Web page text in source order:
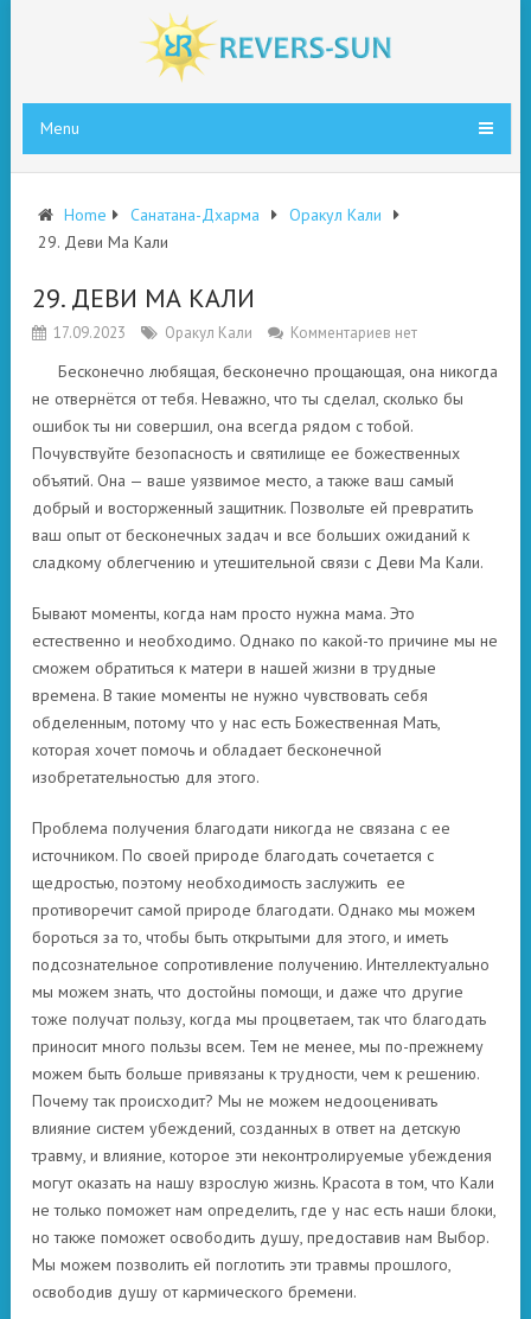
Menu
Home Санатана-Дхарма
Оракул Кали
29. Деви Ма Кали
29. ДЕВИ МА КАЛИ
17.09.2023 Оракул Кали Комментариев нет
Бесконечно любящая, бесконечно прощающая, она никогда
не отвернётся от тебя. Неважно, что ты сделал, сколько бы
ошибок ты ни совершил, она всегда рядом с тобой.
Почувствуйте безопасность и святилище ее божественных
объятий. Она — ваше уязвимое место, а также ваш самый
добрый и восторженный защитник. Позвольте ей превратить
ваш опыт от бесконечных задач и все больших ожиданий к
сладкому облегчению и утешительной связи с Деви Ма Кали.
Бывают моменты, когда нам просто нужна мама. Это
естественно и необходимо. Однако по какой-то причине мы не
сможем обратиться к матери в нашей жизни в трудные
времена. В такие моменты не нужно чувствовать себя
обделенным, потому что у нас есть Божественная Мать,
которая хочет помочь и обладает бесконечной
изобретательностью для этого.
Проблема получения благодати никогда не связана с ее
источником. По своей природе благодать сочетается с
щедростью, поэтому необходимость заслужить ее
противоречит самой природе благодати. Однако мы можем
бороться за то, чтобы быть открытыми для этого, и иметь
подсознательное сопротивление получению. Интеллектуально
мы можем знать, что достойны помощи, и даже что другие
тоже получат пользу, когда мы процветаем, так что благодать
приносит много пользы всем. Тем не менее, мы по-прежнему
можем быть больше привязаны к трудности, чем к решению.
Почему так происходит? Мы не можем недооценивать
влияние систем убеждений, созданных в ответ на детскую
травму, и влияние, которое эти неконтролируемые убеждения
могут оказать на нашу взрослую жизнь. Красота в том, что Кали
не только поможет нам определить, где у нас есть наши блоки,
но также поможет освободить душу, предоставив нам Выбор.
Мы можем позволить ей поглотить эти травмы прошлого,
освободив душу от кармического бремени.